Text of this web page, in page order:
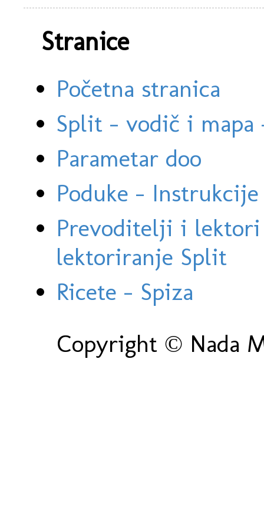
Stranice
Početna stranica
Split - vodič i
Parametar doo
Poduke -
Prevoditelji i
lektoriranje Split
Ricete - Spiza
Copyright © Nada